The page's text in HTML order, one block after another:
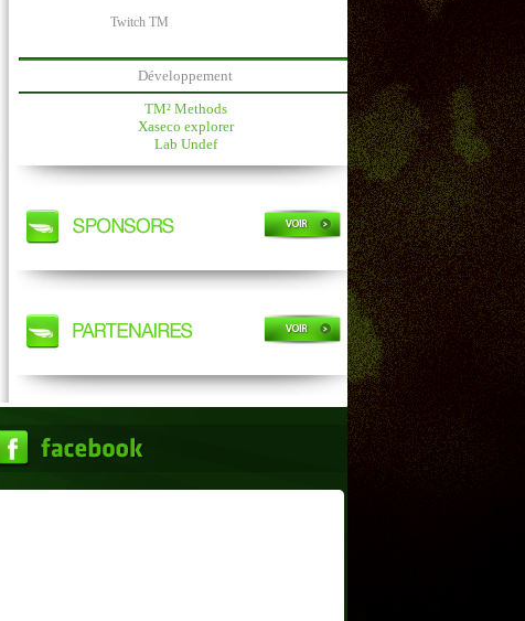
Twitch TM
Développement
TM² Methods
Xaseco explorer
Lab Undef